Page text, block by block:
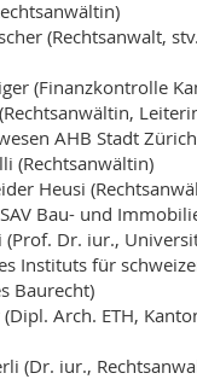
(Rechtsanwalt,
(Finanzkontrolle
AHB Stadt
(Rechtsanwältin)
Heusi
Bau- und
(Prof. Dr. iur.,
Instituts für
Baurecht)
Arch. ETH,
(Dr. iur.,